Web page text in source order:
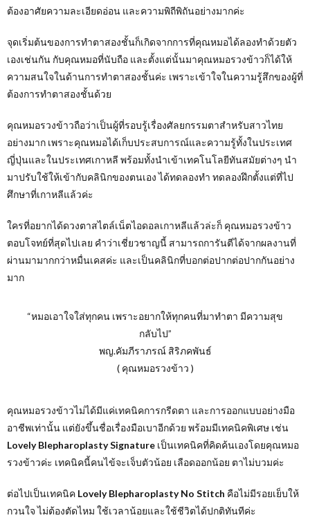
ต้องอาศัยความละเอียดอ่อน และความพิถีพิถันอย่างมากค่ะ
จุดเริ่มต้นของการทำตาสองชั้นก็เกิดจากการที่คุณหมอได้ลองทำด้วยตัว
เองเช่นกัน กับคุณหมอที่นับถือ และตั้งแต่นั้นมาคุณหมอรวงข้าวก็ได้ให้
ความสนใจในด้านการทำตาสองชั้นค่ะ เพราะเข้าใจในความรู้สึกของผู้ที่
ต้องการทำตาสองชั้นด้วย
คุณหมอรวงข้าวถือว่าเป็นผู้ที่รอบรู้เรื่องศัลยกรรมตาสำหรับสาวไทย
อย่างมาก เพราะคุณหมอได้เก็บประสบการณ์และความรู้ทั้งในประเทศ
ญี่ปุ่นและในประเทศเกาหลี พร้อมทั้งนำเข้าเทคโนโลยีทันสมัยต่างๆ นำ
มาปรับใช้ให้เข้ากับคลินิกของตนเอง ได้ทดลองทำ ทดลองฝึกตั้งแต่ที่ไป
ศึกษาที่เกาหลีแล้วค่ะ
ใครที่อยากได้ดวงตาสไตล์เน็ตไอดอลเกาหลีแล้วล่ะก็ คุณหมอรวงข้าว
ตอบโจทย์ที่สุดไปเลย คำว่าเชี่ยวชาญนี้ สามารถการันตีได้จากผลงานที่
ผ่านมามากกว่าหมื่นเคสค่ะ และเป็นคลินิกที่บอกต่อปากต่อปากกันอย่าง
มาก
“หมอเอาใจใส่ทุกคน เพราะอยากให้ทุกคนที่มาทำตา มีความสุข
กลับไป”
พญ.คัมภีราภรณ์ สิริภคพันธ์
( คุณหมอรวงข้าว )
คุณหมอรวงข้าวไม่ได้มีแค่เทคนิคการกรีดตา และการออกแบบอย่างมือ
อาชีพเท่านั้น แต่ยังขึ้นชื่อเรื่องมือเบาอีกด้วย พร้อมมีเทคนิคพิเศษ เช่น
Lovely Blepharoplasty Signature เป็นเทคนิคที่คิดค้นเองโดยคุณหมอ
รวงข้าวค่ะ เทคนิคนี้คนไข้จะเจ็บตัวน้อย เลือดออกน้อย ตาไม่บวมค่ะ
ต่อไปเป็นเทคนิค Lovely Blepharoplasty No Stitch คือไม่มีรอยเย็บให้
กวนใจ ไม่ต้องตัดไหม ใช้เวลาน้อยและใช้ชีวิตได้ปกติทันทีค่ะ